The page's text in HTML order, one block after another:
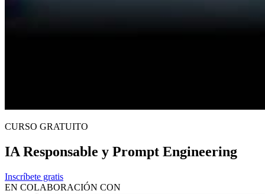
CURSO GRATUITO
IA Responsable y Prompt Engineering
Inscríbete gratis
EN COLABORACIÓN CON